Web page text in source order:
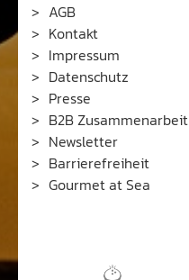
AGB
Kontakt
Impressum
Datenschutz
Presse
B2B Zusammenarbeit
Newsletter
Barrierefreiheit
Gourmet at Sea